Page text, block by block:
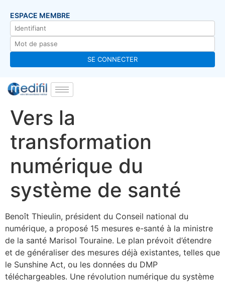
ESPACE MEMBRE
Vers la
transformation
numérique du
système de santé
Benoît Thieulin, président du Conseil national du
numérique, a proposé 15 mesures e-santé à la ministre
de la santé Marisol Touraine. Le plan prévoit d’étendre
et de généraliser des mesures déjà existantes, telles que
le Sunshine Act, ou les données du DMP
téléchargeables. Une révolution numérique du système